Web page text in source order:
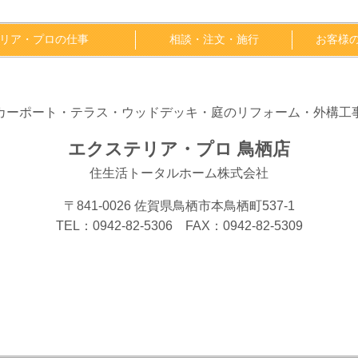
ア・プロの仕事 相談・注文・施行 お客様
ーポート・テラス・ウッドデッキ・庭のリフォーム・外構工
エクステリア・プロ 鳥栖店
住生活トータルホーム株式会社
〒841-0026 佐賀県鳥栖市本鳥栖町537-1
TEL：0942-82-5306 FAX：0942-82-5309